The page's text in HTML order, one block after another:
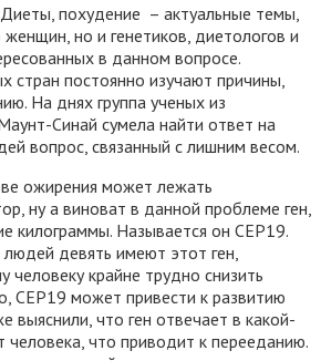
Диеты, похудение – актуальные темы,
но и генетиков, диетологов и
в данном вопросе.
стран постоянно изучают причины,
На днях группа ученых из
Синай сумела найти ответ на
вопрос, связанный с лишним весом.
ожирения может лежать
ну а виноват в данной проблеме ген,
килограммы. Называется он CEP19.
девять имеют этот ген,
человеку крайне трудно снизить
CEP19 может привести к развитию
выяснили, что ген отвечает в какой-
человека, что приводит к перееданию.